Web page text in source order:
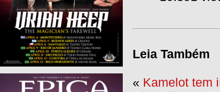
Leia Também
« Kamelot tem